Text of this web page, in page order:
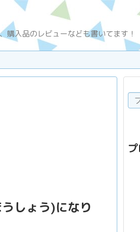
入品のレビューなども書いてます！
しょう)になり